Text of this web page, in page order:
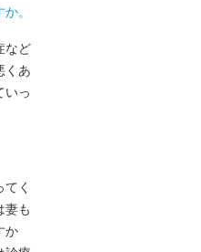
。
など
くあ
いっ
く
妻も
か